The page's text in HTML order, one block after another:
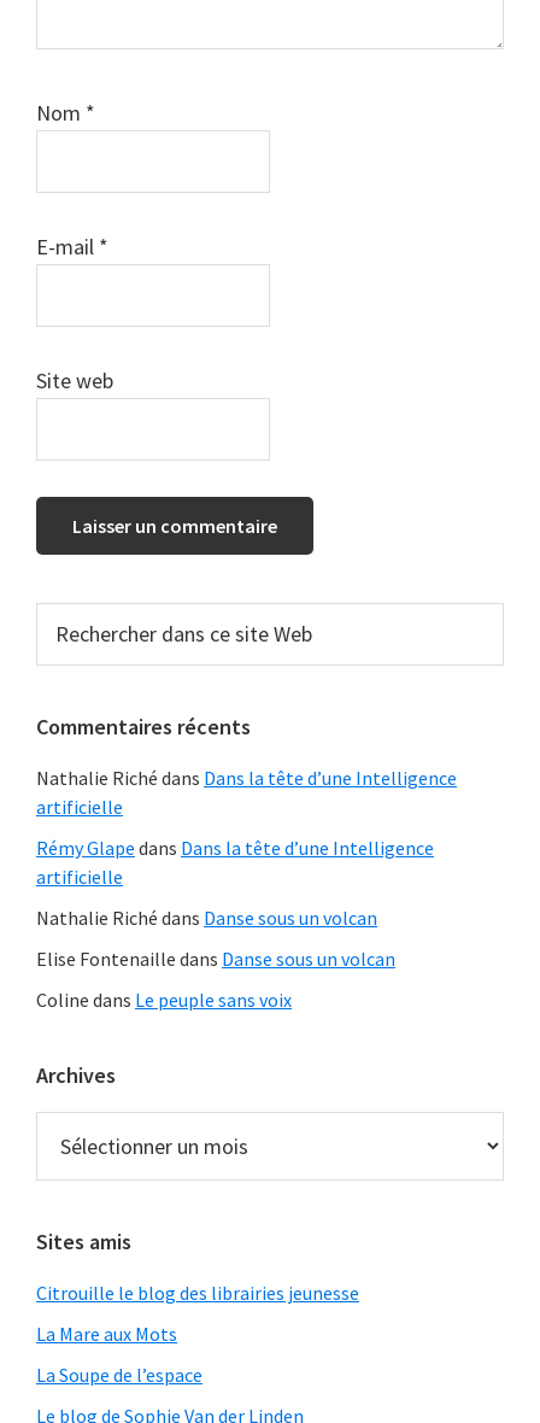
Nom *
E-mail *
Site web
Barre
latérale
dans
Web
Commentaires récents
Nathalie Riché dans Dans la tête d’une Intelligence
artificielle
Rémy Glape dans Dans la tête d’une Intelligence
artificielle
Nathalie Riché dans Danse sous un volcan
Elise Fontenaille dans Danse sous un volcan
Coline dans Le peuple sans voix
Archives
Sites amis
Citrouille le blog des librairies jeunesse
La Mare aux Mots
La Soupe de l’espace
Le blog de Sophie Van der Linden